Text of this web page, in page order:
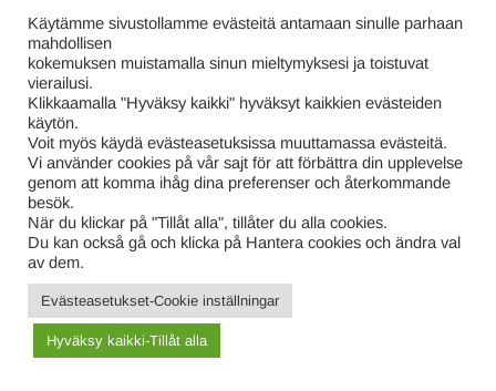
Lounaspaikkoja-Lunchställen
Jäätelökioskeja-Glasskiosker
Käytämme sivustollamme evästeitä antamaan sinulle parhaan
mahdollisen
kokemuksen muistamalla sinun mieltymyksesi ja toistuvat
vierailusi.
Klikkaamalla "Hyväksy kaikki" hyväksyt kaikkien evästeiden
käytön.
Voit myös käydä evästeasetuksissa muuttamassa evästeitä.
Vi använder cookies på vår sajt för att förbättra din upplevelse
genom att komma ihåg dina preferenser och återkommande
besök.
När du klickar på "Tillåt alla", tillåter du alla cookies.
Du kan också gå och klicka på Hantera cookies och ändra val
av dem.
Evästeasetukset-Cookie inställningar
Hyväksy kaikki-Tillåt alla